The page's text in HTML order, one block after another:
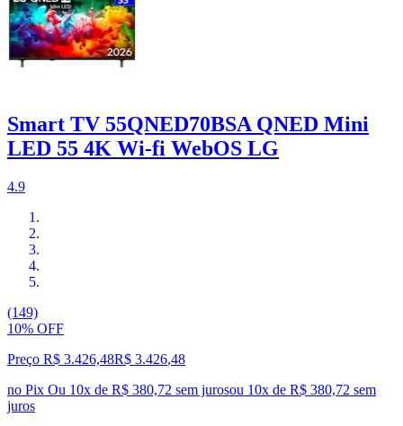
Smart TV 55QNED70BSA QNED Mini
LED 55 4K Wi-fi WebOS LG
4.9
(149)
10% OFF
Preço R$ 3.426,48R$ 3.426,48
no Pix Ou 10x de R$ 380,72 sem jurosou 10x de R$ 380,72 sem
juros